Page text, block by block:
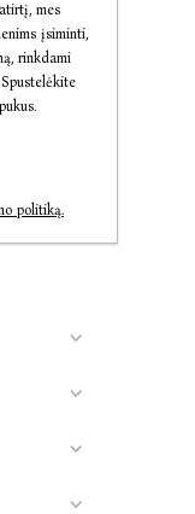
mes
įsiminti,
rinkdami
politiką.